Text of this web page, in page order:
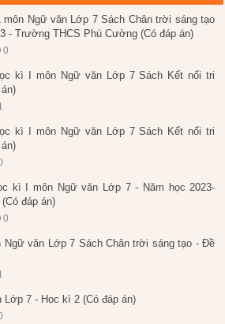
Ngữ văn Lớp 7 Sách Chân trời sáng tạo
- Trường THCS Phú Cường (Có đáp án)
0
kì I môn Ngữ văn Lớp 7 Sách Kết nối tri
kì I môn Ngữ văn Lớp 7 Sách Kết nối tri
kì I môn Ngữ văn Lớp 7 - Năm học 2023-
đáp án)
0
văn Lớp 7 Sách Chân trời sáng tạo - Đề
7 - Học kì 2 (Có đáp án)